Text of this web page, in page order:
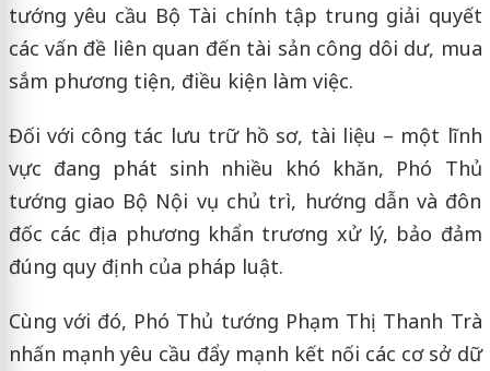
tướng yêu cầu Bộ Tài chính tập trung giải quyết
các vấn đề liên quan đến tài sản công dôi dư, mua
sắm phương tiện, điều kiện làm việc.
Đối với công tác lưu trữ hồ sơ, tài liệu – một lĩnh
vực đang phát sinh nhiều khó khăn, Phó Thủ
tướng giao Bộ Nội vụ chủ trì, hướng dẫn và đôn
đốc các địa phương khẩn trương xử lý, bảo đảm
đúng quy định của pháp luật.
Cùng với đó, Phó Thủ tướng Phạm Thị Thanh Trà
nhấn mạnh yêu cầu đẩy mạnh kết nối các cơ sở dữ